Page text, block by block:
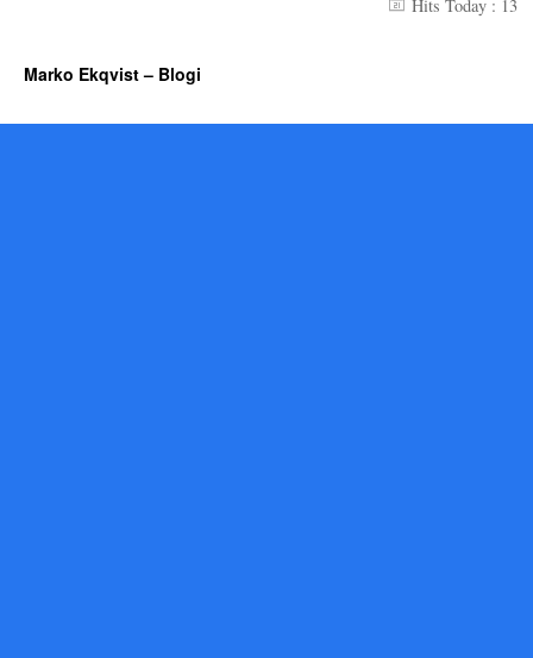
Hits Today : 13
Marko Ekqvist – Blogi